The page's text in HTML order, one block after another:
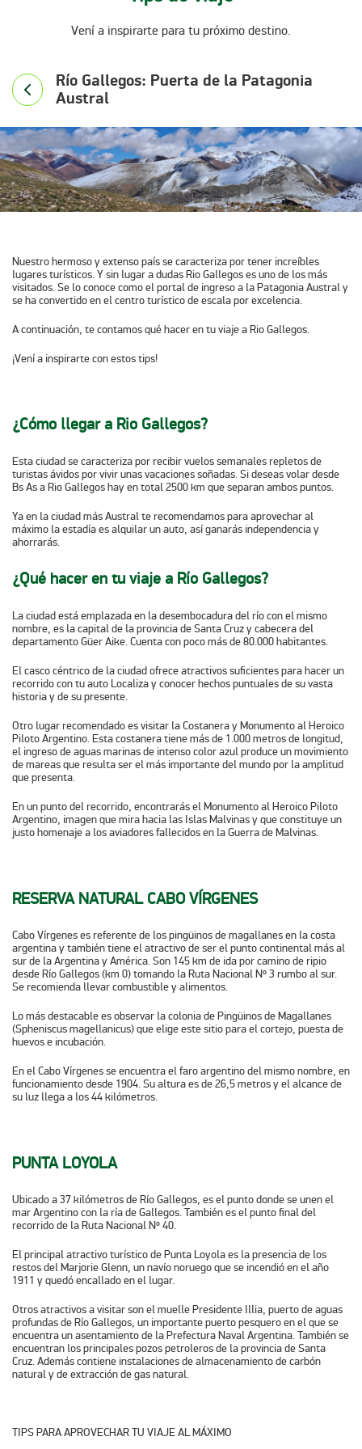
Vení a inspirarte para tu próximo destino.
Río Gallegos: Puerta de la Patagonia
Austral
Nuestro hermoso y extenso país se caracteriza por tener increíbles
lugares turísticos. Y sin lugar a dudas Rio Gallegos es uno de los más
visitados. Se lo conoce como el portal de ingreso a la Patagonia Austral y
se ha convertido en el centro turístico de escala por excelencia.
A continuación, te contamos qué hacer en tu viaje a Rio Gallegos.
¡Vení a inspirarte con estos tips!
¿Cómo llegar a Rio Gallegos?
Esta ciudad se caracteriza por recibir vuelos semanales repletos de
turistas ávidos por vivir unas vacaciones soñadas. Si deseas volar desde
Bs As a Rio Gallegos hay en total 2500 km que separan ambos puntos.
Ya en la ciudad más Austral te recomendamos para aprovechar al
máximo la estadía es alquilar un auto, así ganarás independencia y
ahorrarás.
¿Qué hacer en tu viaje a Río Gallegos?
La ciudad está emplazada en la desembocadura del río con el mismo
nombre, es la capital de la provincia de Santa Cruz y cabecera del
departamento Güer Aike. Cuenta con poco más de 80.000 habitantes.
El casco céntrico de la ciudad ofrece atractivos suficientes para hacer un
recorrido con tu auto Localiza y conocer hechos puntuales de su vasta
historia y de su presente.
Otro lugar recomendado es visitar la Costanera y Monumento al Heroico
Piloto Argentino. Esta costanera tiene más de 1.000 metros de longitud,
el ingreso de aguas marinas de intenso color azul produce un movimiento
de mareas que resulta ser el más importante del mundo por la amplitud
que presenta.
En un punto del recorrido, encontrarás el Monumento al Heroico Piloto
Argentino, imagen que mira hacia las Islas Malvinas y que constituye un
justo homenaje a los aviadores fallecidos en la Guerra de Malvinas.
RESERVA NATURAL CABO VÍRGENES
Cabo Vírgenes es referente de los pingüinos de magallanes en la costa
argentina y también tiene el atractivo de ser el punto continental más al
sur de la Argentina y América. Son 145 km de ida por camino de ripio
desde Río Gallegos (km 0) tomando la Ruta Nacional Nº 3 rumbo al sur.
Se recomienda llevar combustible y alimentos.
Lo más destacable es observar la colonia de Pingüinos de Magallanes
(Spheniscus magellanicus) que elige este sitio para el cortejo, puesta de
huevos e incubación.
En el Cabo Vírgenes se encuentra el faro argentino del mismo nombre, en
funcionamiento desde 1904. Su altura es de 26,5 metros y el alcance de
su luz llega a los 44 kilómetros.
PUNTA LOYOLA
Ubicado a 37 kilómetros de Río Gallegos, es el punto donde se unen el
mar Argentino con la ría de Gallegos. También es el punto final del
recorrido de la Ruta Nacional Nº 40.
El principal atractivo turístico de Punta Loyola es la presencia de los
restos del Marjorie Glenn, un navío noruego que se incendió en el año
1911 y quedó encallado en el lugar.
Otros atractivos a visitar son el muelle Presidente Illia, puerto de aguas
profundas de Río Gallegos, un importante puerto pesquero en el que se
encuentra un asentamiento de la Prefectura Naval Argentina. También se
encuentran los principales pozos petroleros de la provincia de Santa
Cruz. Además contiene instalaciones de almacenamiento de carbón
natural y de extracción de gas natural.
TIPS PARA APROVECHAR TU VIAJE AL MÁXIMO